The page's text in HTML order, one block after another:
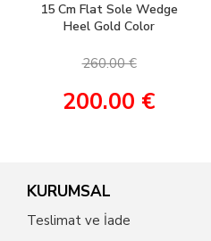
15 Cm Flat Sole Wedge
Heel Gold Color
Shoes, Wedding Shoes
260.00 €
200.00 €
KURUMSAL
Teslimat ve İade